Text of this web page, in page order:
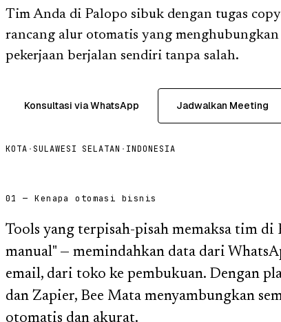
Tim Anda di Palopo sibuk dengan tugas
rancang alur otomatis yang
pekerjaan berjalan sendiri tanpa salah.
Konsultasi via WhatsApp Jadwalkan Meeting
KOTA · SULAWESI SELATAN · INDONESIA
01 — Kenapa otomasi bisnis
Tools yang terpisah-pisah memaksa tim di
manual" — memindahkan data dari
email, dari toko ke pembukuan. Dengan
dan Zapier, Bee Mata menyambungkan
otomatis dan akurat.